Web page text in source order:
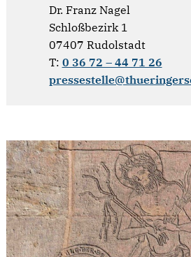
Dr. Franz Nagel
Schloßbezirk 1
07407 Rudolstadt
T: 0 36 72 – 44 71 26